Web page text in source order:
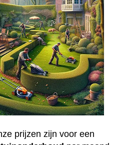
prijzen zijn voor een